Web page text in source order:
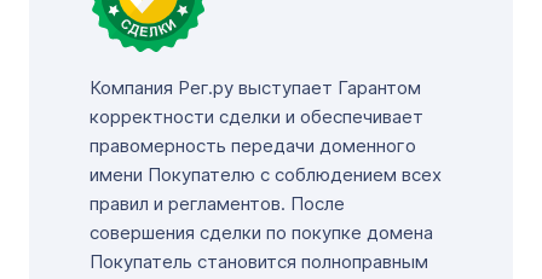
Компания Рег.ру выступает Гарантом
корректности сделки и обеспечивает
правомерность передачи доменного
имени Покупателю с соблюдением всех
правил и регламентов. После
совершения сделки по покупке домена
Покупатель становится полноправным